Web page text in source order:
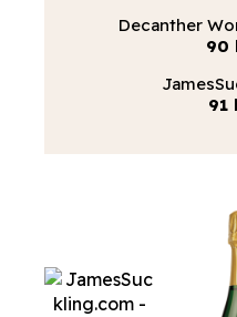
Decanther
90
91